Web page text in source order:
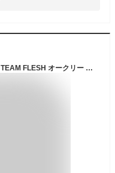
【プライスダウン】 OAKLEY FACTORY TEAM FLESH オークリー ファクトリー チーム フレッシュ メンズ スニーカー ローカット MEADOW/SCARAB ベージュ S00003567D323-MGSB